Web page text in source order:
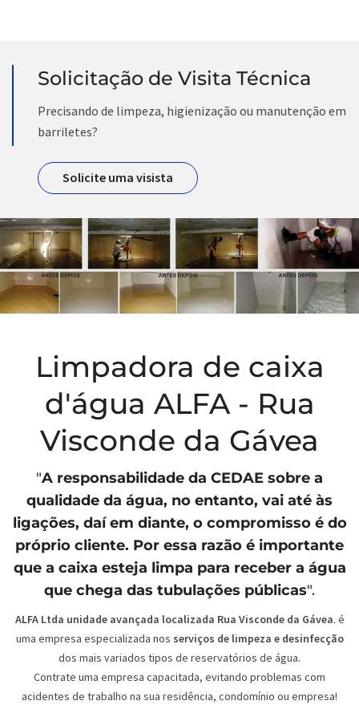
Solicitação de Visita Técnica
Precisando de limpeza, higienização ou manutenção em
barriletes?
Solicite uma visista
Limpadora de caixa
d'água ALFA - Rua
Visconde da Gávea
"A responsabilidade da CEDAE sobre a
qualidade da água, no entanto, vai até às
ligações, daí em diante, o compromisso é do
próprio cliente. Por essa razão é importante
que a caixa esteja limpa para receber a água
que chega das tubulações públicas".
ALFA Ltda unidade avançada localizada Rua Visconde da Gávea. é
uma empresa especializada nos serviços de limpeza e desinfecção
dos mais variados tipos de reservatórios de água.
Contrate uma empresa capacitada, evitando problemas com
acidentes de trabalho na sua residência, condomínio ou empresa!